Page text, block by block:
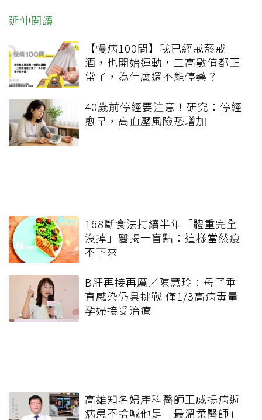
延伸閱讀
【慢病100問】我已經戒菸戒
酒，也開始運動，三高數值都正
常了，為什麼還不能停藥？
40歲前停經要注意！研究：停經
愈早，高血壓風險恐增加
168斷食法持續半年「體重完全
沒掉」醫揭一盲點：這樣當然瘦
不下來
B肝再接再厲／陳慧玲：母子垂
直感染仍具挑戰 僅1/3高病毒量
孕婦接受治療
高雄知名婦產科醫師王威揚病逝
病患不捨喊他是「最溫柔醫師」